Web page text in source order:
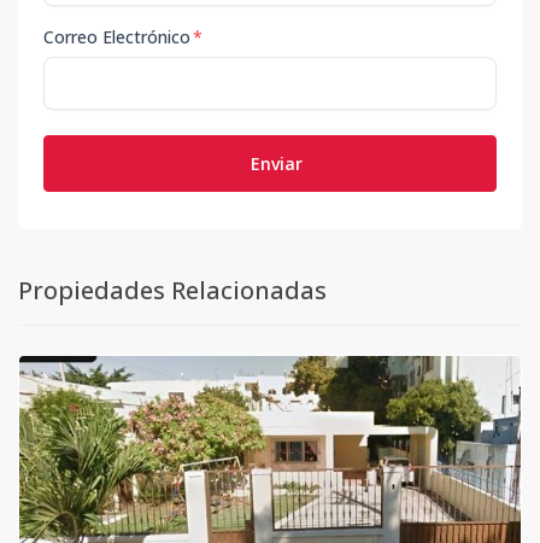
Correo Electrónico*
Enviar
Propiedades Relacionadas